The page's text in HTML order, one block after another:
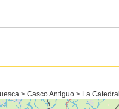
> Casco Antiguo > La Catedral